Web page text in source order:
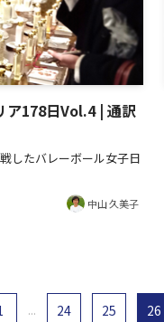
ア178日Vol.4 | 通訳
したバレーボール女子日
中山 久美子
... 24 25 26